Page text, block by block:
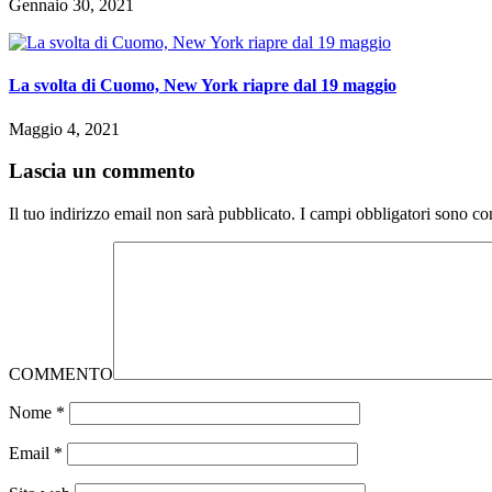
Gennaio 30, 2021
La svolta di Cuomo, New York riapre dal 19 maggio
Maggio 4, 2021
Lascia un commento
Il tuo indirizzo email non sarà pubblicato. I campi obbligatori sono
COMMENTO
Nome *
Email *